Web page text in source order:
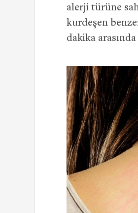
alerji türüne
kurdeşen
dakika